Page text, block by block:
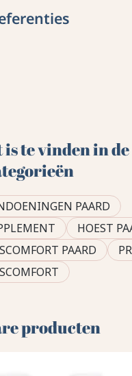
te vinden in de
PAARD
HOEST
PAARD
producten